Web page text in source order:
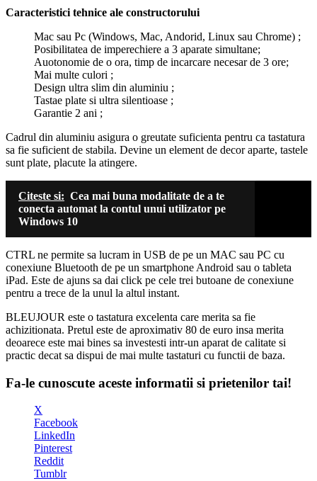
Caracteristici tehnice ale constructorului
Mac sau Pc (Windows, Mac, Andorid, Linux sau Chrome) ;
Posibilitatea de imperechiere a 3 aparate simultane;
Auotonomie de o ora, timp de incarcare necesar de 3 ore;
Mai multe culori ;
Design ultra slim din aluminiu ;
Tastae plate si ultra silentioase ;
Garantie 2 ani ;
Cadrul din aluminiu asigura o greutate suficienta pentru ca tastatura
sa fie suficient de stabila. Devine un element de decor aparte, tastele
sunt plate, placute la atingere.
Citeste si: Cea mai buna modalitate de a te
conecta automat la contul unui utilizator pe
Windows 10
CTRL ne permite sa lucram in USB de pe un MAC sau PC cu
conexiune Bluetooth de pe un smartphone Android sau o tableta
iPad. Este de ajuns sa dai click pe cele trei butoane de conexiune
pentru a trece de la unul la altul instant.
BLEUJOUR este o tastatura excelenta care merita sa fie
achizitionata. Pretul este de aproximativ 80 de euro insa merita
deoarece este mai bines sa investesti intr-un aparat de calitate si
practic decat sa dispui de mai multe tastaturi cu functii de baza.
Fa-le cunoscute aceste informatii si prietenilor tai!
X
Facebook
LinkedIn
Pinterest
Reddit
Tumblr